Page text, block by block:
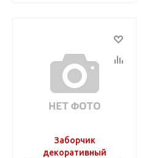
Заборчик
декоративный